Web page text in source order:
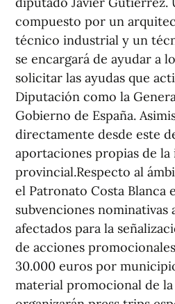
compuesto por un
técnico industrial y un
se encargará de ayudar a
solicitar las ayudas que
Diputación como la
Gobierno de España.
directamente desde este
aportaciones propias de
provincial.Respecto al
el Patronato Costa Blanca
subvenciones nominativas
afectados para la
de acciones
30.000 euros por
material promocional de la